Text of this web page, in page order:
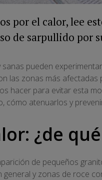
por el calor, lee
de sarpullido por
pueden
las zonas más
hacer para evitar esta
cómo atenuarlos y
¿de
de pequeños
general y zonas de roce